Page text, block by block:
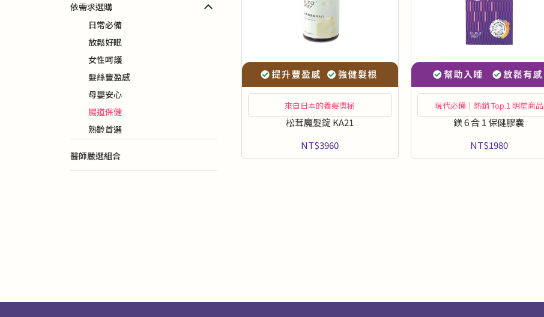
依需求選購
日常必備
放鬆好眠
女性呵護
髮絲豐盈感
母嬰安心
腸道保健
熟齡首選
醫師嚴選組合
來自日本的養髮奧秘
松茸魔髮錠 KA21
NT$3960
現代必備｜熱銷 Top.1 明星商品
鎂 6 合 1 保健膠囊
NT$1980